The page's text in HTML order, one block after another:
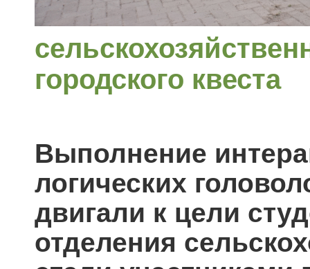
городского квеста
Выполнение
логических
двигали к цели
отделения